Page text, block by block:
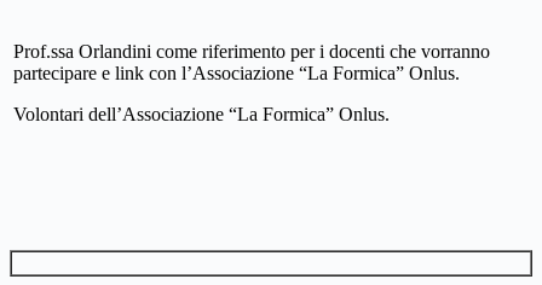
Prof.ssa Orlandini come riferimento per i docenti che vorranno
partecipare e link con l’Associazione “La Formica” Onlus.
Volontari dell’Associazione “La Formica” Onlus.